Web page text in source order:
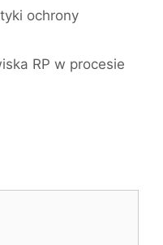
ochrony
RP w procesie